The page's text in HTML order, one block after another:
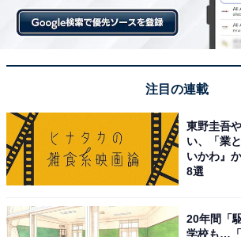
1. Googleの検索結果の画面上で、「ト
のアイコンをクリックする
と入力し、「All About」「All About ニ
クを入れる
3. 「結果を再読み込み」をクリックする
簡単な設定で、「All About」「All
注目の連載
東野圭吾
い、「業
いかわ』
8選
20年間「
学校も…「